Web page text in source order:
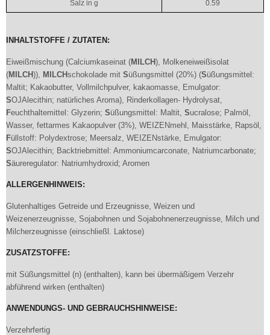
Salz in g 0.59
INHALTSTOFFE / ZUTATEN:
Eiweißmischung (Calciumkaseinat (MILCH), Molkeneiweißisolat
(MILCH)), MILCHschokolade mit Süßungsmittel (20%) (Süßungsmittel:
Maltit; Kakaobutter, Vollmilchpulver, kakaomasse, Emulgator:
SOJAlecithin; natürliches Aroma), Rinderkollagen- Hydrolysat,
Feuchthaltemittel: Glyzerin; Süßungsmittel: Maltit, Sucralose; Palmöl,
Wasser, fettarmes Kakaopulver (3%), WEIZENmehl, Maisstärke, Rapsöl,
Füllstoff: Polydextrose; Meersalz, WEIZENstärke, Emulgator:
SOJAlecithin; Backtriebmittel: Ammoniumcarconate, Natriumcarbonate;
Säureregulator: Natriumhydroxid; Aromen
ALLERGENHINWEIS:
Glutenhaltiges Getreide und Erzeugnisse, Weizen und
Weizenerzeugnisse, Sojabohnen und Sojabohnenerzeugnisse, Milch und
Milcherzeugnisse (einschließl. Laktose)
ZUSATZSTOFFE:
mit Süßungsmittel (n) (enthalten), kann bei übermäßigem Verzehr
abführend wirken (enthalten)
ANWENDUNGS- UND GEBRAUCHSHINWEISE:
Verzehrfertig